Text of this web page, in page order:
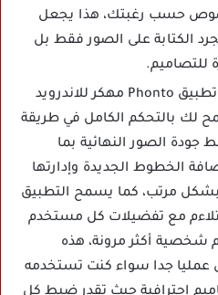
حسب رغبتك، هذا يجعل
الكتابة على الصور فقط بل
للتصاميم.
يحتوي تطبيق Phonto مهكر للاندرويد
لك بالتحكم الكامل في طريقة
جودة الصور النهائية بما
الخطوط الجديدة وإدارتها
مرتب، كما يسمح التطبيق
مع تفضيلات كل مستخدم
شخصية أكثر مرونة، هذه
عمليا جدا سواء كنت تستخدمه
احترافية حيث تقدر ضبط كل